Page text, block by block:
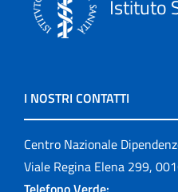
Istituto
I NOSTRI CONTATTI
Centro Nazionale
Viale Regina Elena 299,